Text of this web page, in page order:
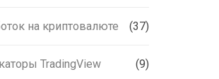
на криптовалюте (37)
TradingView (9)